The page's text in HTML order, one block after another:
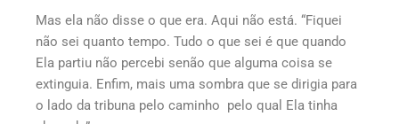
Mas ela não disse o que era. Aqui não está. “Fiquei
não sei quanto tempo. Tudo o que sei é que quando
Ela partiu não percebi senão que alguma coisa se
extinguia. Enfim, mais uma sombra que se dirigia para
o lado da tribuna pelo caminho pelo qual Ela tinha